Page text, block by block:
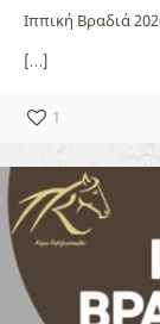
Ιππική Βραδιά
[…]
1